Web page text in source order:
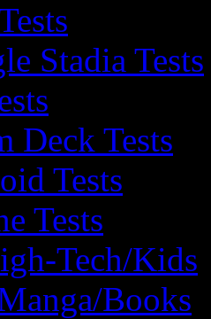
Stadia Tests
Deck Tests
Tests
Tests
Tech/Kids
Books